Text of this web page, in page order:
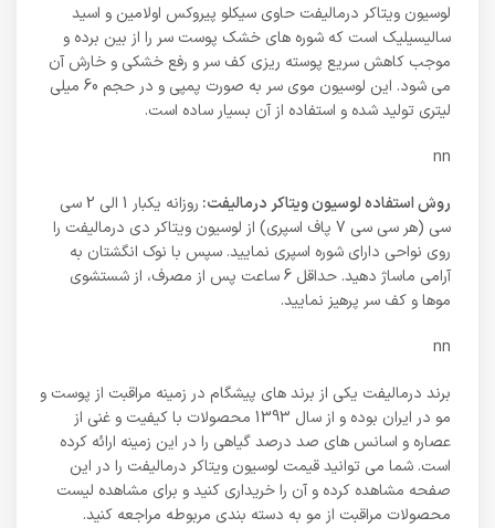
لوسیون ویتاکر درمالیفت حاوی سیکلو پیروکس اولامین و اسید
سالیسیلیک است که شوره های خشک پوست سر را از بین برده و
موجب کاهش سریع پوسته ریزی کف سر و رفع خشکی و خارش آن
می شود. این لوسیون موی سر به صورت پمپی و در حجم 60 میلی
لیتری تولید شده و استفاده از آن بسیار ساده است.
nn
روش استفاده لوسیون ویتاکر درمالیفت:
روزانه یکبار 1 الی 2 سی
سی (هر سی سی 7 پاف اسپری) از لوسیون ویتاکر دی درمالیفت را
روی نواحی دارای شوره اسپری نمایید. سپس با نوک انگشتان به
آرامی ماساژ دهید. حداقل 6 ساعت پس از مصرف، از شستشوی
موها و کف سر پرهیز نمایید.
nn
برند درمالیفت یکی از برند های پیشگام در زمینه مراقبت از پوست و
مو در ایران بوده و از سال 1393 محصولات با کیفیت و غنی از
عصاره و اسانس های صد درصد گیاهی را در این زمینه ارائه کرده
است. شما می توانید قیمت لوسیون ویتاکر درمالیفت را در این
صفحه مشاهده کرده و آن را خریداری کنید و برای مشاهده لیست
محصولات مراقبت از مو به دسته بندی مربوطه مراجعه کنید.